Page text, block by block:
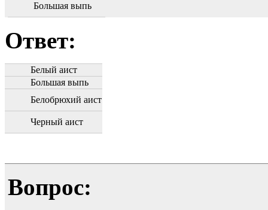
Большая выпь
Ответ:
Белый аист
Большая выпь
Белобрюхий аист
Черный аист
Вопрос: